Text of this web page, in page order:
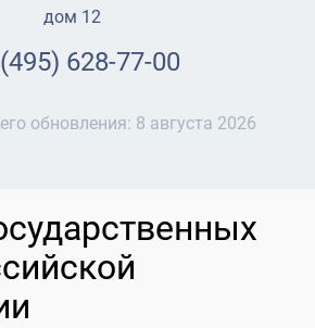
дом 12
628-77-00
обновления: 8 августа 2026